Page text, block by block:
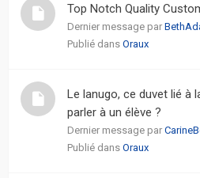
Top Notch Quality
Dernier message par
Publié dans Oraux
Le lanugo, ce duvet lié à
parler à un élève ?
Dernier message par
Publié dans Oraux